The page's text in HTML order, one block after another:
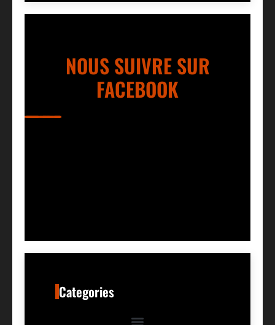
NOUS SUIVRE SUR
FACEBOOK
Categories